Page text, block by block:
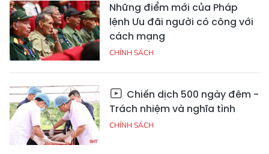
Những điểm mới của Pháp
lệnh Ưu đãi người có công với
cách mạng
CHÍNH SÁCH
Chiến dịch 500 ngày đêm -
Trách nhiệm và nghĩa tình
CHÍNH SÁCH